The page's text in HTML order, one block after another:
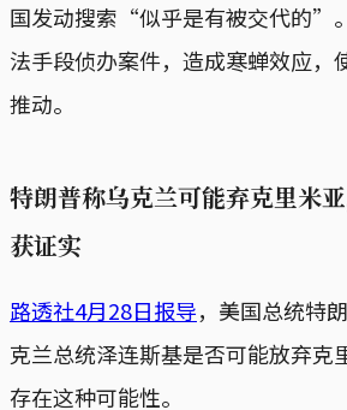
国发动搜索“似乎是有被交代的”
法手段侦办案件，造成寒蝉效应，
推动。
特朗普称乌克兰可能弃克里米
获证实
路透社4月28日报导，美国总统特
克兰总统泽连斯基是否可能放弃克
存在这种可能性。